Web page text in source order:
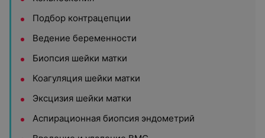
Подбор контрацепции
Ведение беременности
Биопсия шейки матки
Коагуляция шейки матки
Эксцизия шейки матки
Аспирационная биопсия эндометрий